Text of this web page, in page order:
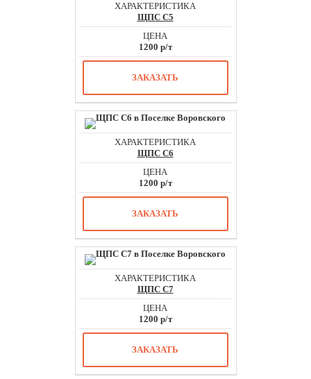
ЩПС С5
1200 р/т
ЗАКАЗАТЬ
ЩПС С6
1200 р/т
ЗАКАЗАТЬ
ЩПС С7
1200 р/т
ЗАКАЗАТЬ